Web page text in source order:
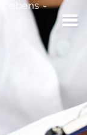
Lebens -